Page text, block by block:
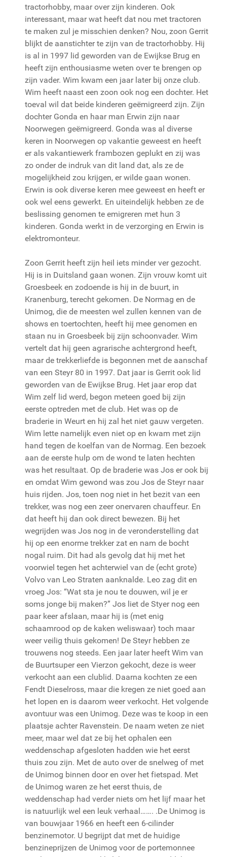
tractorhobby, maar over zijn kinderen. Ook
interessant, maar wat heeft dat nou met tractoren
te maken zul je misschien denken? Nou, zoon Gerrit
blijkt de aanstichter te zijn van de tractorhobby. Hij
is al in 1997 lid geworden van de Ewijkse Brug en
heeft zijn enthousiasme weten over te brengen op
zijn vader. Wim kwam een jaar later bij onze club.
Wim heeft naast een zoon ook nog een dochter. Het
toeval wil dat beide kinderen geëmigreerd zijn. Zijn
dochter Gonda en haar man Erwin zijn naar
Noorwegen geëmigreerd. Gonda was al diverse
keren in Noorwegen op vakantie geweest en heeft
er als vakantiewerk frambozen geplukt en zij was
zo onder de indruk van dit land dat, als ze de
mogelijkheid zou krijgen, er wilde gaan wonen.
Erwin is ook diverse keren mee geweest en heeft er
ook wel eens gewerkt. En uiteindelijk hebben ze de
beslissing genomen te emigreren met hun 3
kinderen. Gonda werkt in de verzorging en Erwin is
elektromonteur.
Zoon Gerrit heeft zijn heil iets minder ver gezocht.
Hij is in Duitsland gaan wonen. Zijn vrouw komt uit
Groesbeek en zodoende is hij in de buurt, in
Kranenburg, terecht gekomen. De Normag en de
Unimog, die de meesten wel zullen kennen van de
shows en toertochten, heeft hij mee genomen en
staan nu in Groesbeek bij zijn schoonvader. Wim
vertelt dat hij geen agrarische achtergrond heeft,
maar de trekkerliefde is begonnen met de aanschaf
van een Steyr 80 in 1997. Dat jaar is Gerrit ook lid
geworden van de Ewijkse Brug. Het jaar erop dat
Wim zelf lid werd, begon meteen goed bij zijn
eerste optreden met de club. Het was op de
braderie in Weurt en hij zal het niet gauw vergeten.
Wim lette namelijk even niet op en kwam met zijn
hand tegen de koelfan van de Normag. Een bezoek
aan de eerste hulp om de wond te laten hechten
was het resultaat. Op de braderie was Jos er ook bij
en omdat Wim gewond was zou Jos de Steyr naar
huis rijden. Jos, toen nog niet in het bezit van een
trekker, was nog een zeer onervaren chauffeur. En
dat heeft hij dan ook direct bewezen. Bij het
wegrijden was Jos nog in de veronderstelling dat
hij op een enorme trekker zat en nam de bocht
nogal ruim. Dit had als gevolg dat hij met het
voorwiel tegen het achterwiel van de (echt grote)
Volvo van Leo Straten aanknalde. Leo zag dit en
vroeg Jos: “Wat sta je nou te douwen, wil je er
soms jonge bij maken?” Jos liet de Styer nog een
paar keer afslaan, maar hij is (met enig
schaamrood op de kaken weliswaar) toch maar
weer veilig thuis gekomen! De Steyr hebben ze
trouwens nog steeds. Een jaar later heeft Wim van
de Buurtsuper een Vierzon gekocht, deze is weer
verkocht aan een clublid. Daarna kochten ze een
Fendt Dieselross, maar die kregen ze niet goed aan
het lopen en is daarom weer verkocht. Het volgende
avontuur was een Unimog. Deze was te koop in een
plaatsje achter Ravenstein. De naam weten ze niet
meer, maar wel dat ze bij het ophalen een
weddenschap afgesloten hadden wie het eerst
thuis zou zijn. Met de auto over de snelweg of met
de Unimog binnen door en over het fietspad. Met
de Unimog waren ze het eerst thuis, de
weddenschap had verder niets om het lijf maar het
is natuurlijk wel een leuk verhaal……. .De Unimog is
van bouwjaar 1966 en heeft een 6-cilinder
benzinemotor. U begrijpt dat met de huidige
benzineprijzen de Unimog voor de portemonnee